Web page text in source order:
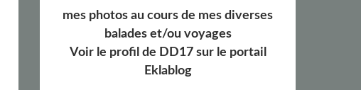
mes photos au cours de mes diverses
balades et/ou voyages
Voir le profil de DD17sur le portail
Eklablog